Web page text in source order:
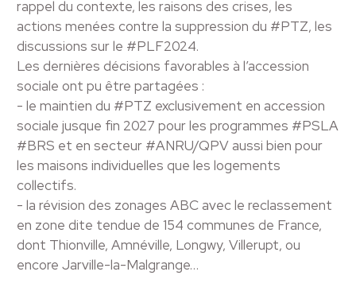
rappel du contexte, les raisons des crises, les
actions menées contre la suppression du #PTZ, les
discussions sur le #PLF2024.
Les dernières décisions favorables à l’accession
sociale ont pu être partagées :
- le maintien du #PTZ exclusivement en accession
sociale jusque fin 2027 pour les programmes #PSLA
#BRS et en secteur #ANRU/QPV aussi bien pour
les maisons individuelles que les logements
collectifs.
- la révision des zonages ABC avec le reclassement
en zone dite tendue de 154 communes de France,
dont Thionville, Amnéville, Longwy, Villerupt, ou
encore Jarville-la-Malgrange…